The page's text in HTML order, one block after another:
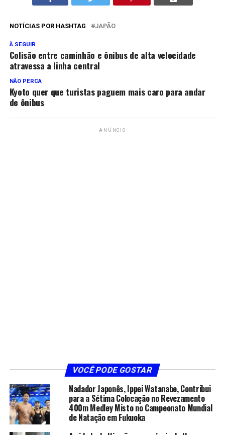
NOTÍCIAS POR HASHTAG JAPÃO
À SEGUIR
Colisão entre caminhão e ônibus de alta velocidade
atravessa a linha central
NÃO PERCA
Kyoto quer que turistas paguem mais caro para andar
de ônibus
ANÚNCIO
VOCÊ PODE GOSTAR
Nadador Japonês, Ippei Watanabe, Contribui
para a Sétima Colocação no Revezamento
400m Medley Misto no Campeonato Mundial
de Natação em Fukuoka